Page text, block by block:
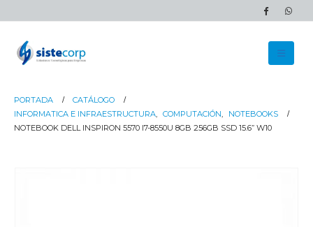
PORTADA
CATÁLOGO
INFORMATICA E INFRAESTRUCTURA, COMPUTACIÓN,
NOTEBOOKS
NOTEBOOK DELL INSPIRON 5570 I7-8550U 8GB 256GB SSD 15.6” W10